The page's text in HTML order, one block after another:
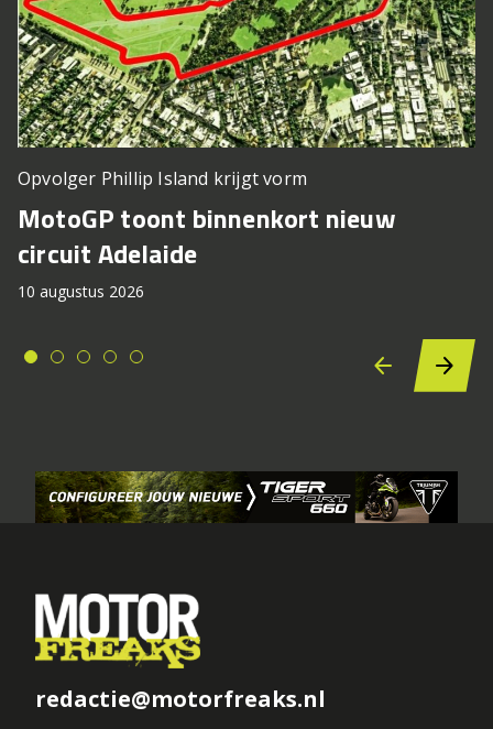
Opvolger Phillip Island krijgt vorm
MotoGP toont binnenkort nieuw
circuit Adelaide
10 augustus 2026
redactie@motorfreaks.nl